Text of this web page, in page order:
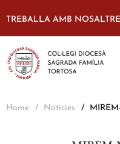
TREBALLA AMB
Home Notícies